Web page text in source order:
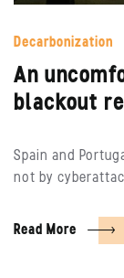
Decarbonization
An
blackout
Spain and
not by
Read More